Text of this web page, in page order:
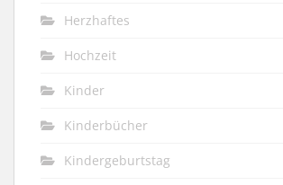
Herzhaftes
Hochzeit
Kinder
Kinderbücher
Kindergeburtstag